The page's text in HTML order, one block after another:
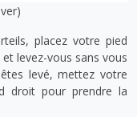
placez votre pied
levez-vous sans vous
levé, mettez votre
droit pour prendre la